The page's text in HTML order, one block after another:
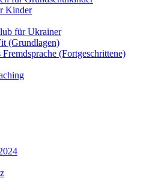
Kinder
für Ukrainer
(Grundlagen)
Fremdsprache (Fortgeschrittene)